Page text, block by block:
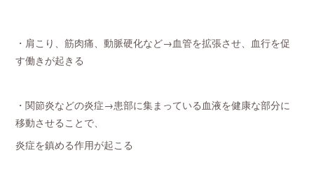
・肩こり、筋肉痛、動脈硬化など→血管を拡張させ、血行を促
す働きが起きる
・関節炎などの炎症→患部に集まっている血液を健康な部分に
移動させることで、
炎症を鎮める作用が起こる